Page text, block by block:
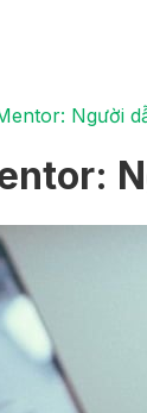
Người